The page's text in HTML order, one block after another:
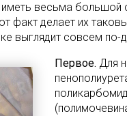
иметь весьма большой
факт делает их
выглядит совсем по-
Первое. Для